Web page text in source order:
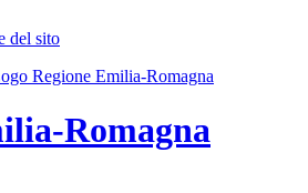
del sito
Romagna